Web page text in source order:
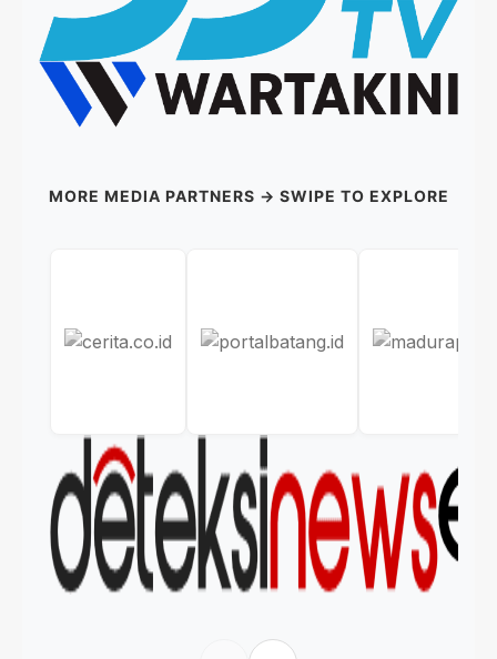
MORE MEDIA PARTNERS → SWIPE TO EXPLORE